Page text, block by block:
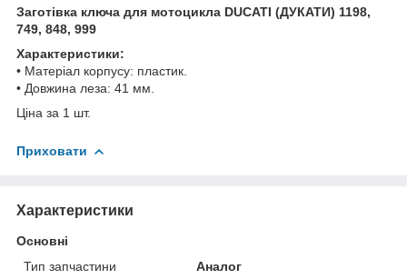
Заготівка ключа для мотоцикла DUCATI (ДУКАТИ) 1198,
749, 848, 999
Характеристики:
• Матеріал корпусу: пластик.
• Довжина леза: 41 мм.
Ціна за 1 шт.
Приховати
Характеристики
Основні
Тип запчастини
Аналог